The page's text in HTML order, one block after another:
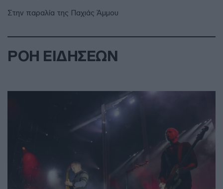
Στην παραλία της Παχιάς Άμμου
ΡΟΗ ΕΙΔΗΣΕΩΝ